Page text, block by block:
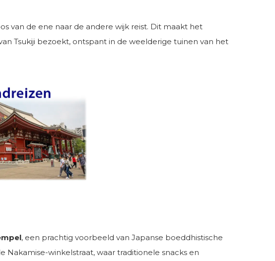
van de ene naar de andere wijk reist. Dit maakt het
Tsukiji bezoekt, ontspant in de weelderige tuinen van het
, een prachtig voorbeeld van Japanse boeddhistische
winkelstraat, waar traditionele snacks en